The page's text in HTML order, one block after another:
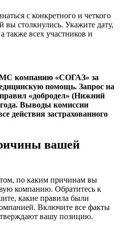
с конкретного и четкого
вы столкнулись. Укажите дату,
также всех участников и
компанию «СОГАЗ» за
помощь. Запрос на
«добродел» (Нижний
года. Выводы комиссии
действия застрахованного
вашей
по каким причинам вы
компанию. Обратитесь к
какие правила были
Включите все факты
вашу позицию.